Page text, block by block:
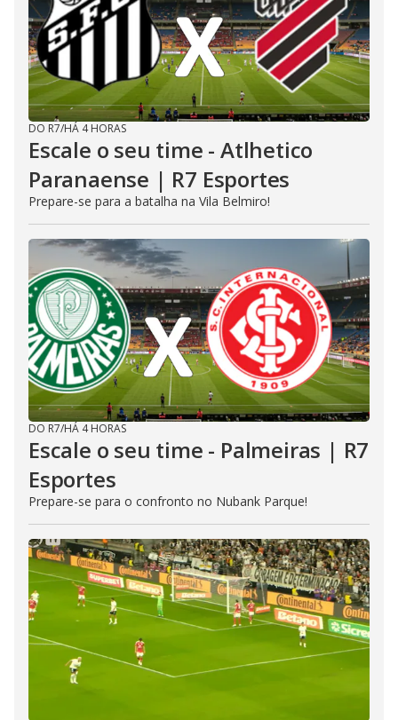
DO R7/HÁ 4 HORAS
Escale o seu time - Atlhetico
Paranaense | R7 Esportes
Prepare-se para a batalha na Vila Belmiro!
DO R7/HÁ 4 HORAS
Escale o seu time - Palmeiras | R7
Esportes
Prepare-se para o confronto no Nubank Parque!